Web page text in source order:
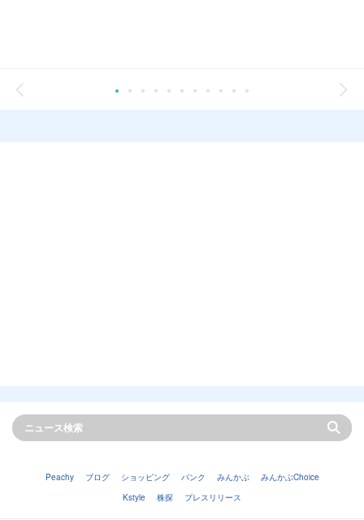
Peachy ブログ ショッピング バンク みんかぶ
みんかぶChoice
Kstyle
株探 プレスリリース